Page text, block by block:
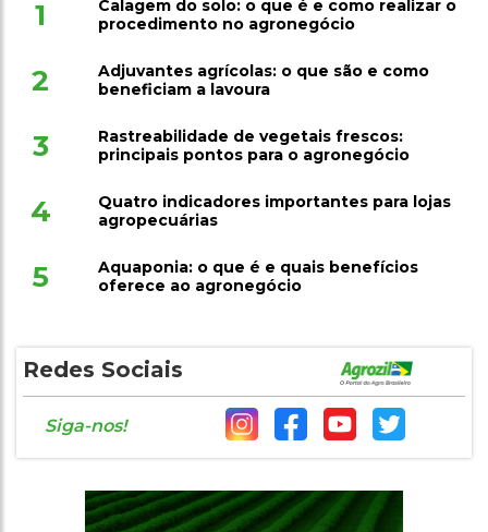
1
Calagem do solo: o que é e como realizar o
procedimento no agronegócio
2
Adjuvantes agrícolas: o que são e como
beneficiam a lavoura
3
Rastreabilidade de vegetais frescos:
principais pontos para o agronegócio
4
Quatro indicadores importantes para lojas
agropecuárias
5
Aquaponia: o que é e quais benefícios
oferece ao agronegócio
Redes Sociais
Siga-nos!